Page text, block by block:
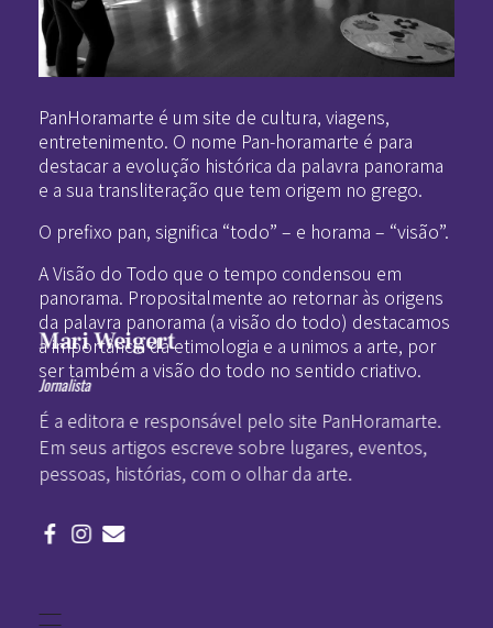
PanHoramarte é um site de cultura, viagens,
entretenimento. O nome Pan-horamarte é para
destacar a evolução histórica da palavra panorama
e a sua transliteração que tem origem no grego.
O prefixo pan, significa “todo” – e horama – “visão”.
A Visão do Todo que o tempo condensou em
panorama. Propositalmente ao retornar às origens
da palavra panorama (a visão do todo) destacamos
a importância da etimologia e a unimos a arte, por
ser também a visão do todo no sentido criativo.
Mari Weigert
Jornalista
É a editora e responsável pelo site PanHoramarte.
Em seus artigos escreve sobre lugares, eventos,
pessoas, histórias, com o olhar da arte.